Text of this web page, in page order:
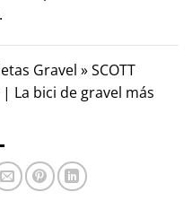
.
Gravel »SCOTT
| La bici de gravel más